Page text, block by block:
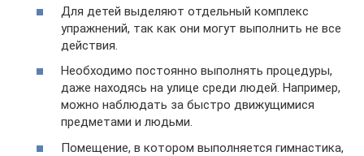
Для детей выделяют отдельный комплекс
упражнений, так как они могут выполнить не все
действия.
Необходимо постоянно выполнять процедуры,
даже находясь на улице среди людей. Например,
можно наблюдать за быстро движущимися
предметами и людьми.
Помещение, в котором выполняется гимнастика,